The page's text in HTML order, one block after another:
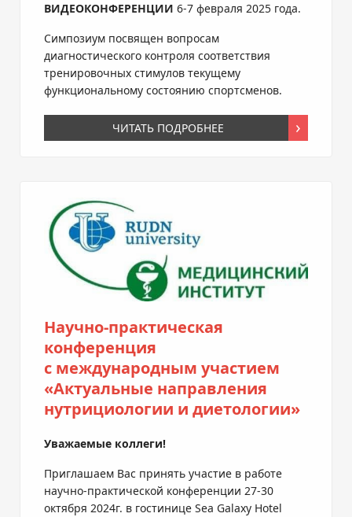
ВИДЕОКОНФЕРЕНЦИИ 6-7 февраля 2025 года.
Симпозиум посвящен вопросам
диагностического контроля соответствия
тренировочных стимулов текущему
функциональному состоянию спортсменов.
ЧИТАТЬ ПОДРОБНЕЕ
Научно-практическая
конференция
с международным участием
«Актуальные направления
нутрициологии и диетологии»
Уважаемые коллеги!
Приглашаем Вас принять участие в работе
научно-практической конференции 27-30
октября 2024г. в гостинице Sea Galaxy Hotel